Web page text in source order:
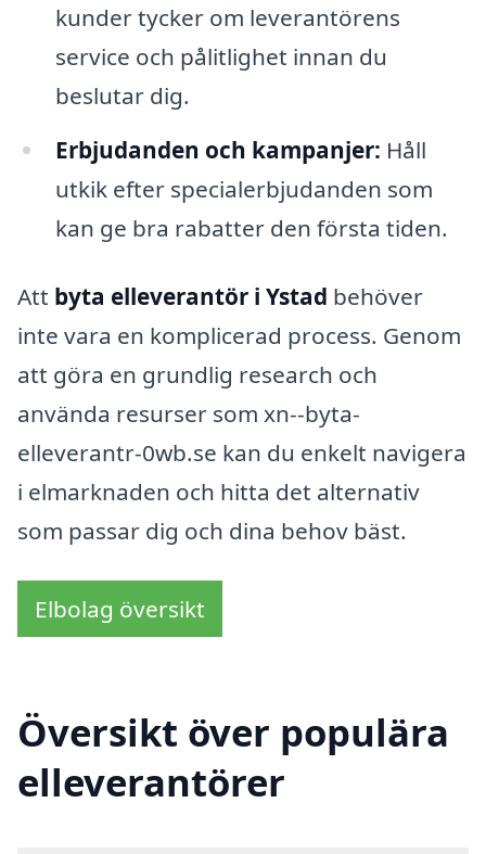
kunder tycker om leverantörens
service och pålitlighet innan du
beslutar dig.
Erbjudanden och kampanjer: Håll
utkik efter specialerbjudanden som
kan ge bra rabatter den första tiden.
Att byta elleverantör i Ystad behöver
inte vara en komplicerad process. Genom
att göra en grundlig research och
använda resurser som xn--byta-
elleverantr-0wb.se kan du enkelt navigera
i elmarknaden och hitta det alternativ
som passar dig och dina behov bäst.
Elbolag översikt
Översikt över populära
elleverantörer